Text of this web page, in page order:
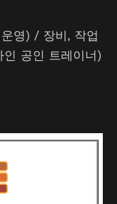
영) / 장비, 작업
공인 트레이너)